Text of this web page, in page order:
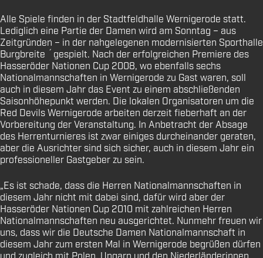
Alle Spiele finden in der Stadtfeldhalle Wernigerode statt.
Lediglich eine Partie der Damen wird am Sonntag – aus
Zeitgründen – in der nahgelegenen modernisierten Sporthalle
Burgbreite ´gespielt. Nach der erfolgreichen Premiere des
Hasseröder Nationen Cup 2008, wo ebenfalls sechs
Nationalmannschaften in Wernigerode zu Gast waren, soll
auch in diesem Jahr das Event zu einem abschließenden
Saisonhöhepunkt werden. Die lokalen Organisatoren um die
Red Devils Wernigerode arbeiten derzeit fieberhaft an der
Vorbereitung der Veranstaltung. In Anbetracht der Absage
des Herrenturnieres ist zwar einiges durcheinander geraten,
aber die Ausrichter sind sich sicher, auch in diesem Jahr ein
professioneller Gastgeber zu sein.
„Es ist schade, dass die Herren Nationalmannschaften in
diesem Jahr nicht mit dabei sind, dafür wird aber der
Hasseröder Nationen Cup 2010 mit zahlreichen Herren
Nationalmannschaften neu ausgerichtet. Nunmehr freuen wir
uns, dass wir die Deutsche Damen Nationalmannschaft in
diesem Jahr zum ersten Mal in Wernigerode begrüßen dürfen